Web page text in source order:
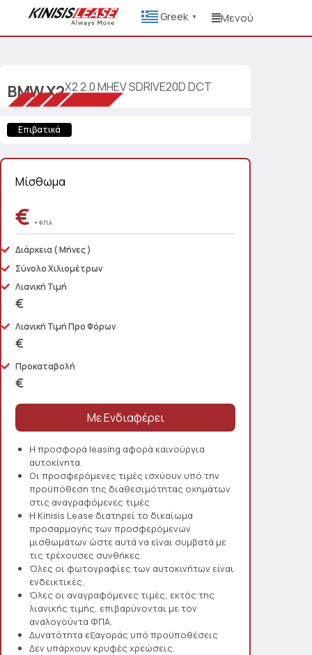
Greek ▼ Μενού
BMWX2X2 2.0 MHEV SDRIVE20D DCT
Επιβατικά
Μίσθωμα
€ + Φ.Π.Α.
Διάρκεια ( Μήνες )
Σύνολο Χιλιομέτρων
Λιανική Τιμή
€
Λιανική Τιμή Προ Φόρων
€
Προκαταβολή
€
Η προσφορά leasing αφορά καινούργια
αυτοκίνητα.
Οι προσφερόμενες τιμές ισχύουν υπό την
προϋπόθεση της διαθεσιμότητας οχημάτων
στις αναγραφόμενες τιμές
Η Kinisis Lease διατηρεί το δικαίωμα
προσαρμογής των προσφερόμενων
μισθωμάτων ώστε αυτά να είναι συμβατά με
τις τρέχουσες συνθήκες.
Όλες οι φωτογραφίες των αυτοκινήτων είναι
ενδεικτικές.
Όλες οι αναγραφόμενες τιμές, εκτός της
λιανικής τιμής, επιβαρύνονται με τον
αναλογούντα ΦΠΑ.
Δυνατότητα εξαγοράς υπό προϋποθέσεις
Δεν υπάρχουν κρυφές χρεώσεις.